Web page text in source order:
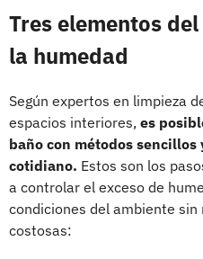
Tres elementos
la humedad
Según expertos en limpieza
espacios interiores, es
baño con métodos sencillos
cotidiano. Estos son los
a controlar el exceso de
condiciones del ambiente
costosas: